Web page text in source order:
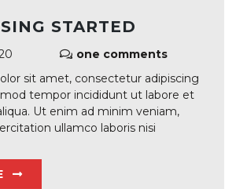
STARTED
one comments
sit amet, consectetur adipiscing
tempor incididunt ut labore et
Ut enim ad minim veniam,
ullamco laboris nisi